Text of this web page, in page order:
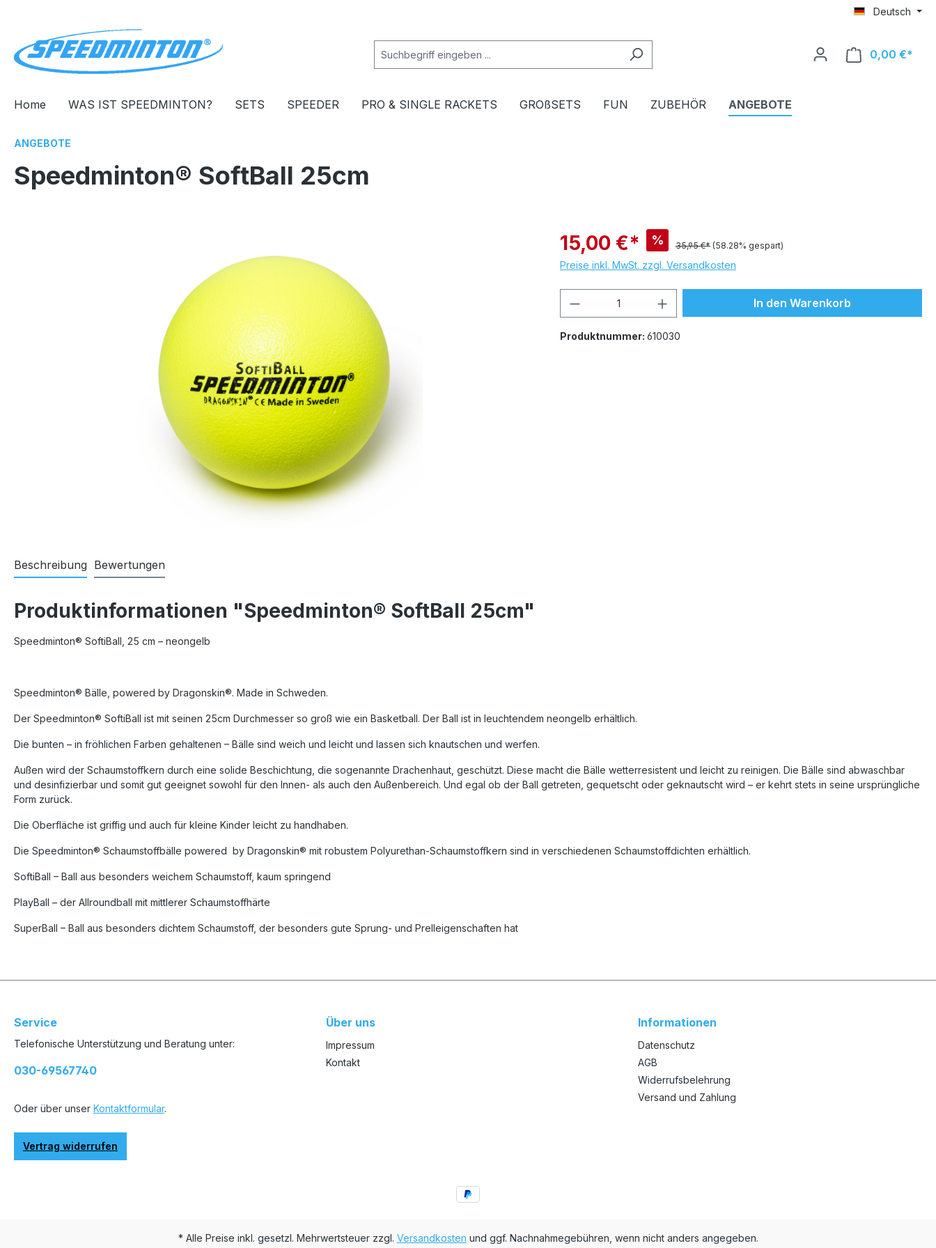
Deutsch
0,00 €*
Home WAS IST SPEEDMINTON? SETS SPEEDER PRO & SINGLE RACKETS GROßSETS FUN ZUBEHÖR ANGEBOTE
ANGEBOTE
Speedminton® SoftBall 25cm
15,00 €* % 35,95 €* (58.28% gespart)
Preise inkl. MwSt. zzgl. Versandkosten
Produkt Anzahl: Gib den gewünschten Wert
In den Warenkorb
Produktnummer: 610030
Beschreibung Bewertungen
Produktinformationen "Speedminton® SoftBall 25cm"
Speedminton® SoftiBall, 25 cm – neongelb
Speedminton® Bälle, powered by Dragonskin®. Made in Schweden.
Der Speedminton® SoftiBall ist mit seinen 25cm Durchmesser so groß wie ein Basketball. Der Ball ist in leuchtendem neongelb erhältlich.
Die bunten – in fröhlichen Farben gehaltenen – Bälle sind weich und leicht und lassen sich knautschen und werfen.
Außen wird der Schaumstoffkern durch eine solide Beschichtung, die sogenannte Drachenhaut, geschützt. Diese macht die Bälle wetterresistent und leicht zu reinigen. Die Bälle sind abwaschbar
und desinfizierbar und somit gut geeignet sowohl für den Innen- als auch den Außenbereich. Und egal ob der Ball getreten, gequetscht oder geknautscht wird – er kehrt stets in seine ursprüngliche
Form zurück.
Die Oberfläche ist griffig und auch für kleine Kinder leicht zu handhaben.
Die Speedminton® Schaumstoffbälle powered by Dragonskin® mit robustem Polyurethan-Schaumstoffkern sind in verschiedenen Schaumstoffdichten erhältlich.
SoftiBall – Ball aus besonders weichem Schaumstoff, kaum springend
PlayBall – der Allroundball mit mittlerer Schaumstoffhärte
SuperBall – Ball aus besonders dichtem Schaumstoff, der besonders gute Sprung- und Prelleigenschaften hat
Service
Telefonische Unterstützung und Beratung unter:
030-69567740
Oder über unser Kontaktformular.
Vertrag widerrufen
Über uns
Impressum
Kontakt
Informationen
Datenschutz
AGB
Widerrufsbelehrung
Versand und Zahlung
* Alle Preise inkl. gesetzl. Mehrwertsteuer zzgl. Versandkosten und ggf. Nachnahmegebühren, wenn nicht anders angegeben.